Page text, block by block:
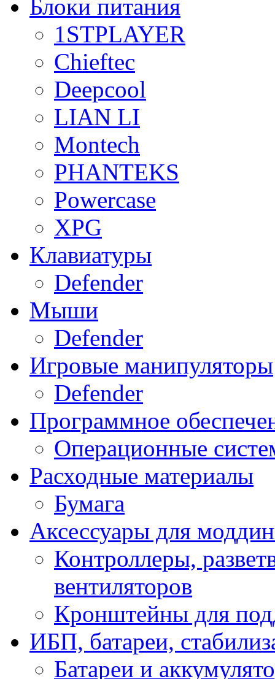
Блоки питания
1STPLAYER
Chieftec
Deepcool
LIAN LI
Montech
PHANTEKS
Powercase
XPG
Клавиатуры
Defender
Мыши
Defender
Игровые манипуляторы
Defender
Программное
Операционные
Расходные материалы
Бумага
Аксессуары для
Контроллеры,
вентиляторов
Кронштейны для
ИБП, батареи,
Батареи и